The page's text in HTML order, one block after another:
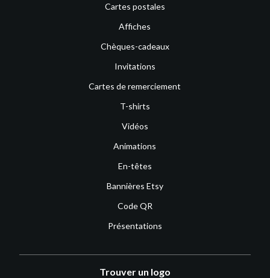
Cartes postales
Affiches
Chèques-cadeaux
Invitations
Cartes de remerciement
T-shirts
Vidéos
Animations
En-têtes
Bannières Etsy
Code QR
Présentations
Trouver un logo